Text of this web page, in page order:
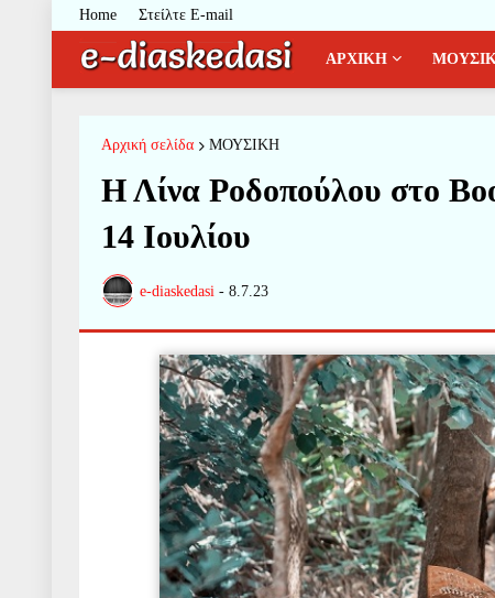
Home Στείλτε E-mail
ΑΡΧΙΚΗ
Αρχική σελίδα ΜΟΥΣΙΚΗ
Η Λίνα Ροδοπούλου στο
14 Ιουλίου
e-diaskedasi - 8.7.23